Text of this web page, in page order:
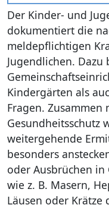
Der Kinder- und
dokumentiert die
meldepflichtigen
Jugendlichen.
Kindergärten als
Fragen.
Gesundheitsschutz
weitergehende
besonders
oder Ausbrüchen
wie z. B. Masern,
Läusen oder Krätze